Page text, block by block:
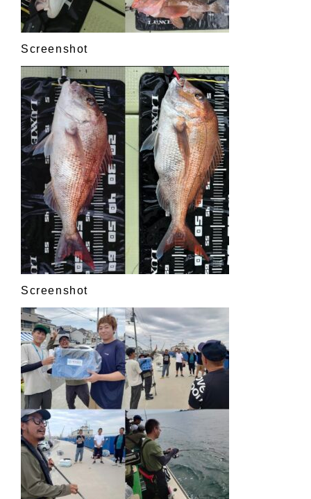
Screenshot
Screenshot